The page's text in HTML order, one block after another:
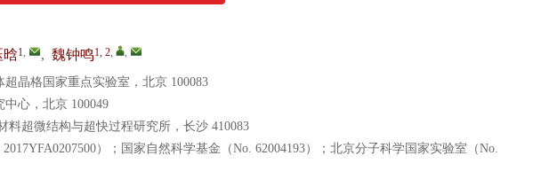
晗1, , 魏钟鸣1, 2, ,
晶格国家重点实验室，北京 100083
心，北京 100049
料超微结构与超快过程研究所，长沙 410083
）；国家自然科学基金（No. 62004193）；北京分子科学国家实验室（No.
(中英文)》投审稿
知！